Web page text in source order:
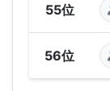
55位
56位